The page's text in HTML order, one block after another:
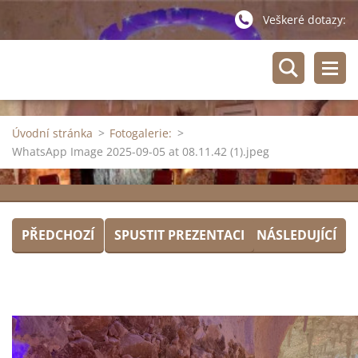
Veškeré dotazy:
Úvodní stránka > Fotogalerie: >
WhatsApp Image 2025-09-05 at 08.11.42 (1).jpeg
PŘEDCHOZÍ SPUSTIT PREZENTACI NÁSLEDUJÍCÍ